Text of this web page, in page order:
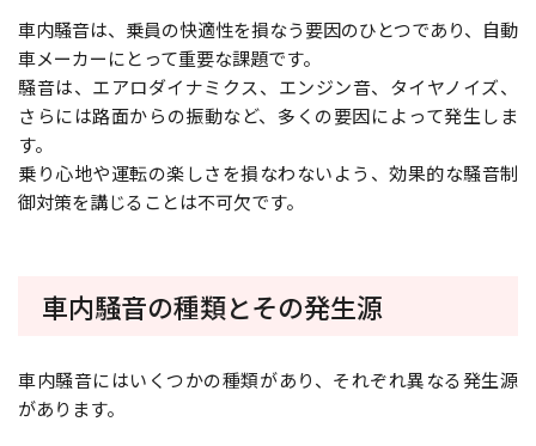
車内騒音は、乗員の快適性を損なう要因のひとつであり、自動
車メーカーにとって重要な課題です。
騒音は、エアロダイナミクス、エンジン音、タイヤノイズ、
さらには路面からの振動など、多くの要因によって発生しま
す。
乗り心地や運転の楽しさを損なわないよう、効果的な騒音制
御対策を講じることは不可欠です。
車内騒音の種類とその発生源
車内騒音にはいくつかの種類があり、それぞれ異なる発生源
があります。